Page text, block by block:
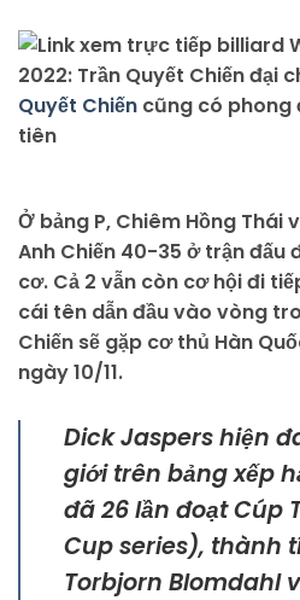
Quyết Chiến cũng có phong
tiên
Ở bảng P, Chiêm Hồng
Anh Chiến 40-35 ở trận đấu
cơ. Cả 2 vẫn còn cơ hội đi
cái tên dẫn đầu vào vòng
Chiến sẽ gặp cơ thủ Hàn
ngày 10/11.
Dick Jaspers hiện
giới trên bảng xếp
đã 26 lần đoạt Cúp
Cup series), thành
Torbjorn Blomdahl